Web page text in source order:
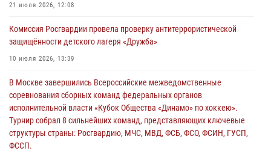
безопасности во время празднования Дня ВДВ
улицу Труда
31 июля 2026, 13:53
В Санкт-Петербурге прошел окружной этап ежегодного
Всероссийского конкурса профессионального мастерства среди
сотрудников вневедомственной охраны Росгвардии, Псковские
21 июля 2026, 12:08
Комиссия Росгвардии провела проверку антитеррористической
защищённости детского лагеря «Дружба»
10 июля 2026, 13:39
В Москве завершились Всероссийские межведомственные
соревнования сборных команд федеральных органов
исполнительной власти «Кубок Общества «Динамо» по хоккею».
Турнир собрал 8 сильнейших команд, представляющих ключевые
структуры страны: Росгвардию, МЧС, МВД, ФСБ, ФСО, ФСИН, ГУСП,
ФССП.